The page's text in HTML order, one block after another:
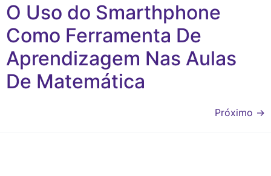
O Uso do Smarthphone
Como Ferramenta De
Aprendizagem Nas Aulas
De Matemática
Próximo →